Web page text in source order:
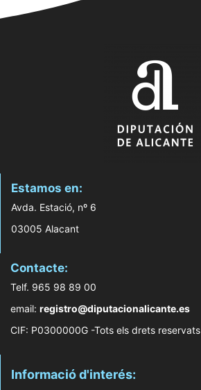
Estamos en:
Avda. Estació, nº 6
03005 Alacant
Contacte:
Telf. 965 98 89 00
email: registro@diputacionalicante.es
CIF: P0300000G -Tots els drets reservats
Informació d'interés: